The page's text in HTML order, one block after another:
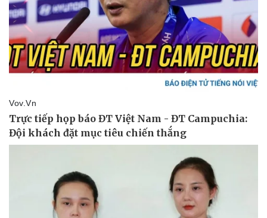
Pháp luật
Vụ án
Tin nóng
Quân sự - Quốc phòng
Vũ khí
Việt Nam
Phân tích